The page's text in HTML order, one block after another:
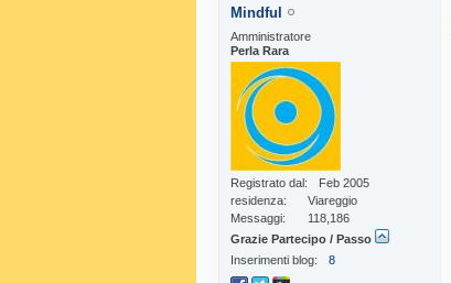
Mindful
Amministratore
Perla Rara
Registrato dal
Feb 2005
residenza
Viareggio
Messaggi
118,186
Grazie Partecipo / Passo
Inserimenti blog
8